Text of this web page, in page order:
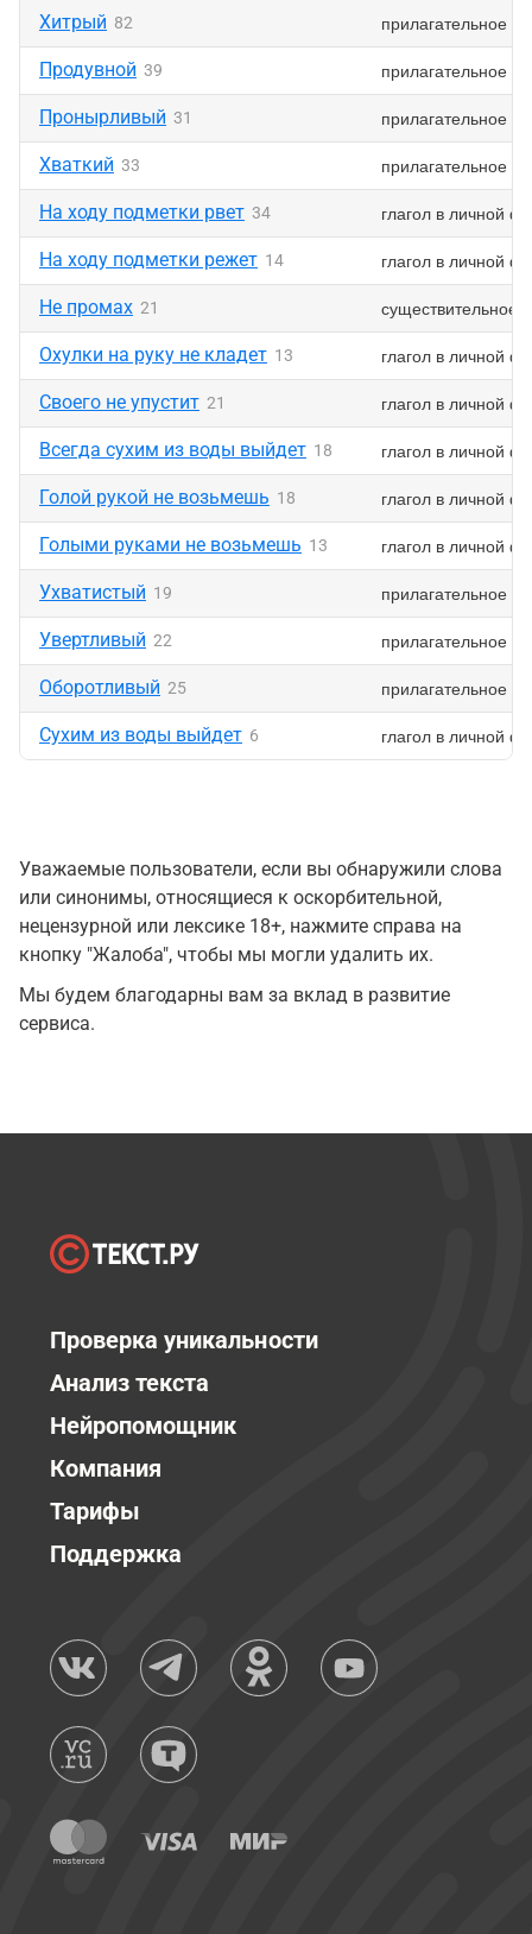
Хитрый 82 прилагательное
Продувной 39 прилагательное
Пронырливый 31 прилагательное
Хваткий 33 прилагательное
На ходу подметки рвет 34 глагол в личной
На ходу подметки режет 14 глагол в личной
Не промах 21 существительное
Охулки на руку не кладет 13 глагол в личной
Своего не упустит 21 глагол в личной
Всегда сухим из воды выйдет 18 глагол в личной
Голой рукой не возьмешь 18 глагол в личной
Голыми руками не возьмешь 13 глагол в личной
Ухватистый 19 прилагательное
Увертливый 22 прилагательное
Оборотливый 25 прилагательное
Сухим из воды выйдет 6 глагол в личной
Уважаемые пользователи, если вы обнаружили слова
или синонимы, относящиеся к оскорбительной,
нецензурной или лексике 18+, нажмите справа на
кнопку "Жалоба", чтобы мы могли удалить их.
Мы будем благодарны вам за вклад в развитие
сервиса.
Проверка уникальности
Анализ текста
Нейропомощник
Компания
Тарифы
Поддержка